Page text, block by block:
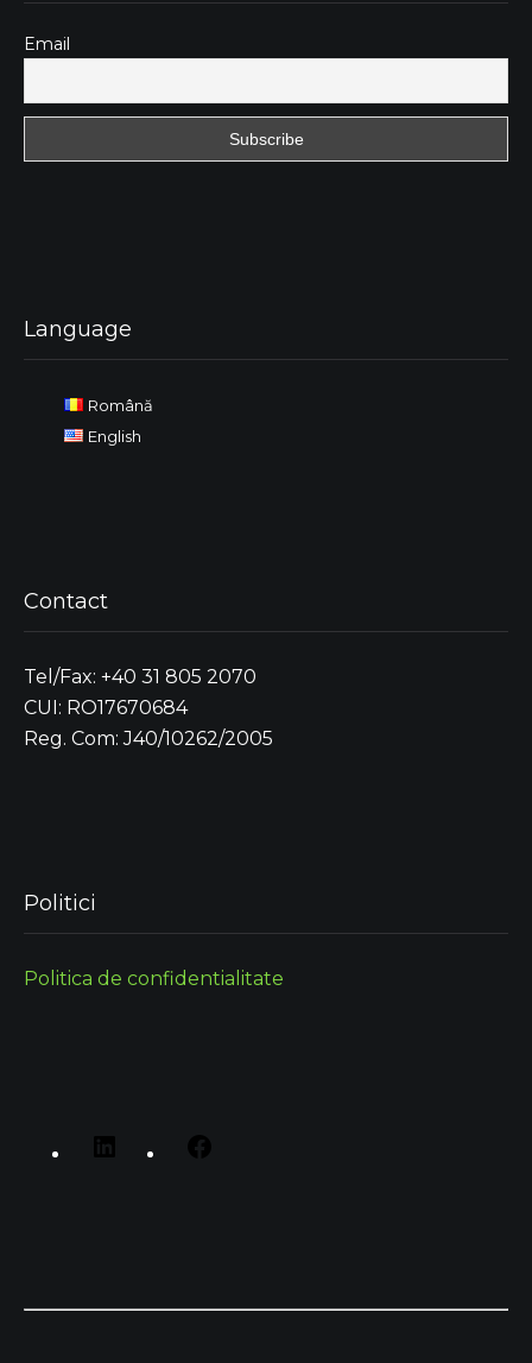
Email
Language
Română
English
Contact
Tel/Fax: +40 31 805 2070
CUI: RO17670684
Reg. Com: J40/10262/2005
Politici
Politica de confidentialitate